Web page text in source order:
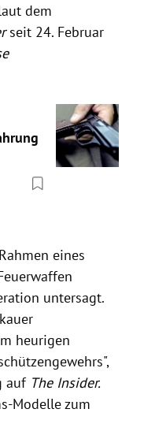
dem
seit 24. Februar
eines
untersagt.
heurigen
auf The Insider.
Modelle zum